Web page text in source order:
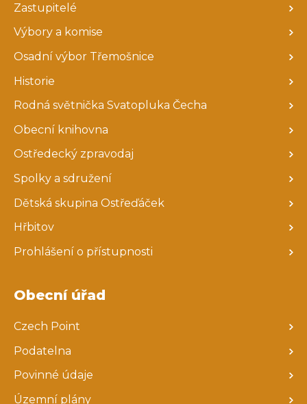
Zastupitelé
Výbory a komise
Osadní výbor Třemošnice
Historie
Rodná světnička Svatopluka Čecha
Obecní knihovna
Ostředecký zpravodaj
Spolky a sdružení
Dětská skupina Ostřeďáček
Hřbitov
Prohlášení o přístupnosti
Obecní úřad
Czech Point
Podatelna
Povinné údaje
Územní plány